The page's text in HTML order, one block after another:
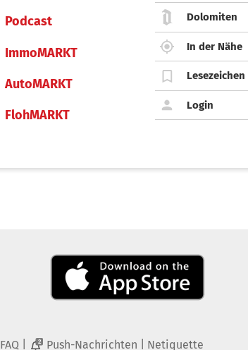
Podcast
ImmoMARKT
AutoMARKT
FlohMARKT
Dolomiten
In der Nähe
Lesezeichen
Login
FAQ 2 Push-Nachrichten Netiquette